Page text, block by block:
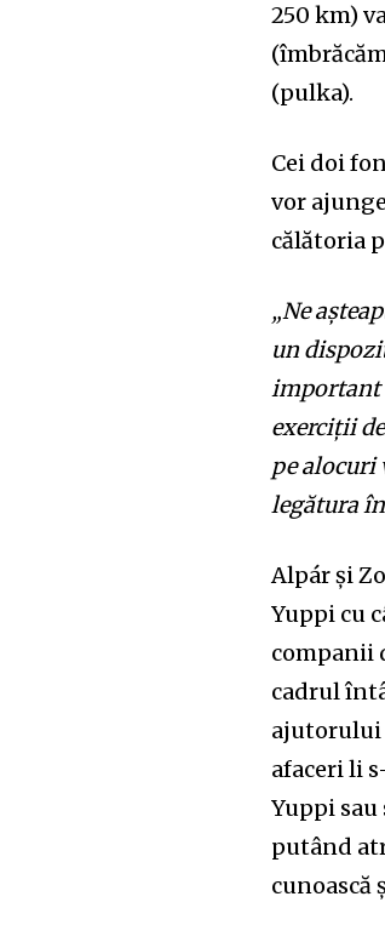
250 km)
(pulka).
Cei doi
vor
călătoria
„Ne
un
important
exerciții
pe alocuri
legătura
Alpár și
Yuppi cu
companii
cadrul
ajutorului
afaceri li
Yuppi
putând
cunoască